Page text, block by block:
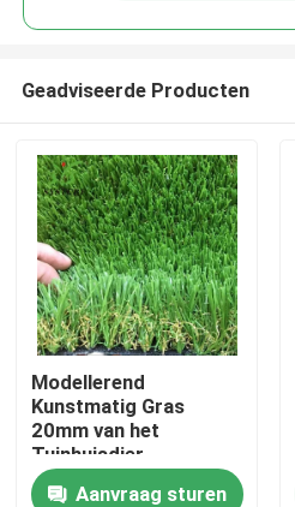
Huis
Geadviseerde Producten
Modellerend
Kunstmatig Gras
20mm van het
Tuinhuisdier
UVweerstand
Aanvraag sturen